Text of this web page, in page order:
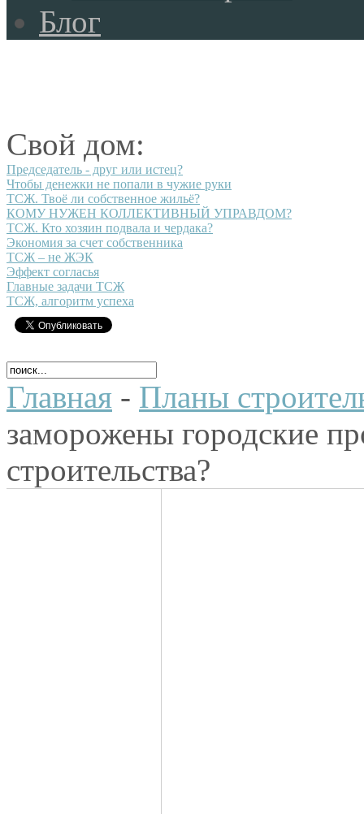
Блог
Свой дом:
Председатель - друг или истец?
Чтобы денежки не попали в чужие руки
ТСЖ. Твоё ли собственное жильё?
КОМУ НУЖЕН КОЛЛЕКТИВНЫЙ УПРАВДОМ?
ТСЖ. Кто хозяин подвала и чердака?
Экономия за счет собственника
ТСЖ – не ЖЭК
Эффект согласья
Главные задачи ТСЖ
ТСЖ, алгоритм успеха
Главная - Планы
заморожены городские
строительства?